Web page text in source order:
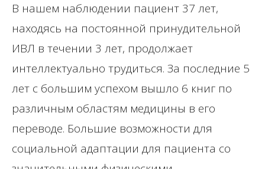
В нашем наблюдении пациент 37 лет,
находясь на постоянной принудительной
ИВЛ в течении 3 лет, продолжает
интеллектуально трудиться. За последние 5
лет с большим успехом вышло 6 книг по
различным областям медицины в его
переводе. Большие возможности для
социальной адаптации для пациента со